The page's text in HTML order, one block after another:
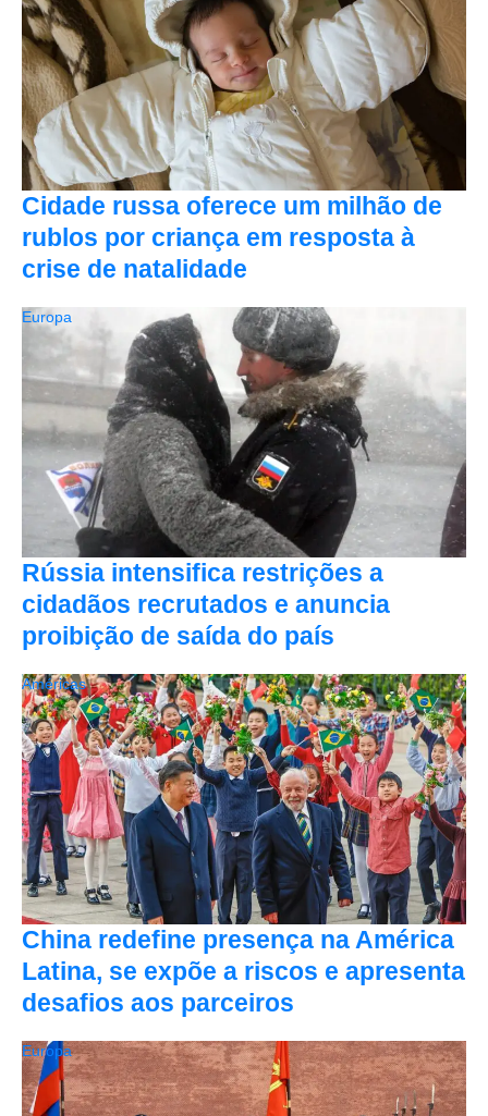
Cidade russa oferece um milhão de
rublos por criança em resposta à
crise de natalidade
Rússia intensifica restrições a
cidadãos recrutados e anuncia
proibição de saída do país
Europa
China redefine presença na América
Latina, se expõe a riscos e apresenta
desafios aos parceiros
Américas
Europa